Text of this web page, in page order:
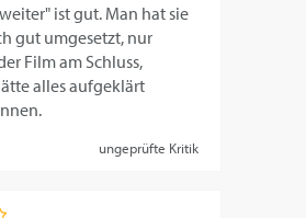
ist gut. Man hat sie
gut umgesetzt, nur
Film am Schluss,
alles aufgeklärt
ungeprüfte Kritik